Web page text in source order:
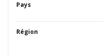
Pays
Région